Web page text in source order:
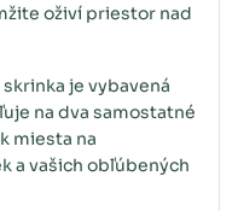
oživí priestor nad
je vybavená
na dva samostatné
miesta na
a vašich obľúbených